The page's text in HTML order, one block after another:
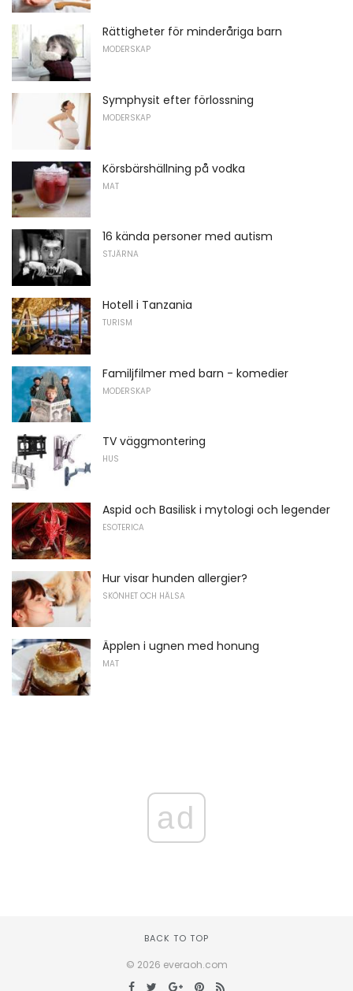
Rättigheter för minderåriga barn
MODERSKAP
Symphysit efter förlossning
MODERSKAP
Körsbärshällning på vodka
MAT
16 kända personer med autism
STJÄRNA
Hotell i Tanzania
TURISM
Familjfilmer med barn - komedier
MODERSKAP
TV väggmontering
HUS
Aspid och Basilisk i mytologi och legender
ESOTERICA
Hur visar hunden allergier?
SKÖNHET OCH HÄLSA
Äpplen i ugnen med honung
MAT
ad
BACK TO TOP
© 2026 everaoh.com